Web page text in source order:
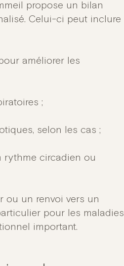
propose un bilan
Celui-ci peut inclure
améliorer les
;
selon les cas ;
rythme circadien ou
ou un renvoi vers un
pour les maladies
important.